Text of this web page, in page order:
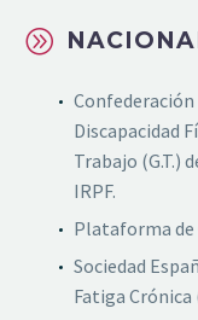
A
A
Confederación
Discapacidad
Trabajo (G.T.)
IRPF.
Plataforma de
Sociedad
Fatiga Crónica